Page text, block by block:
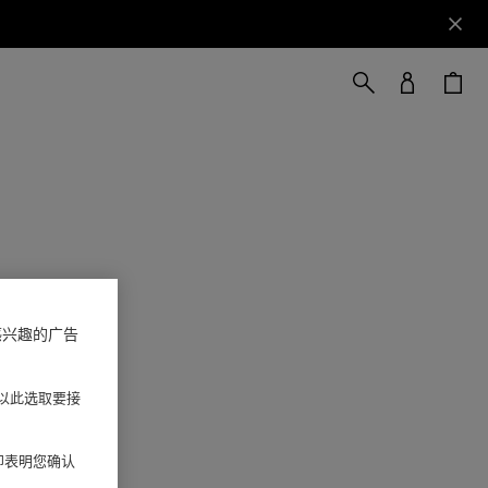
趣的广告
此选取要接
明您确认